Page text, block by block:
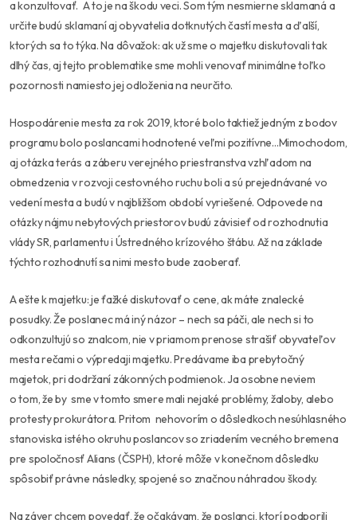
a konzultovať. A to je na škodu veci.Som tým nesmierne sklamaná a
určite budú sklamaní aj obyvatelia dotknutých častí mesta a ďalší,
ktorých sa to týka. Na dôvažok: ak už sme o majetku diskutovali tak
dlhý čas, aj tejto problematike sme mohli venovať minimálne toľko
pozornosti namiesto jej odloženia na neurčito.
Hospodárenie mesta za rok 2019, ktoré bolo taktiež jedným z bodov
programu bolo poslancami hodnotené veľmi pozitívne…Mimochodom,
aj otázka terás a záberu verejného priestranstva vzhľadom na
obmedzenia v rozvoji cestovného ruchu boli a sú prejednávané vo
vedení mesta a budú v najbližšom období vyriešené. Odpovede na
otázky nájmu nebytových priestorov budú závisieť od rozhodnutia
vlády SR, parlamentu i Ústredného krízového štábu. Až na základe
týchto rozhodnutí sa nimi mesto bude zaoberať.
A ešte k majetku: je ťažké diskutovať o cene, ak máte znalecké
posudky. Že poslanec má iný názor – nech sa páči, ale nech si to
odkonzultujú so znalcom, nie v priamom prenose strašiť obyvateľov
mesta rečami o výpredaji majetku. Predávame iba prebytočný
majetok, pri dodržaní zákonných podmienok. Ja osobne neviem
o tom, že by sme v tomto smere mali nejaké problémy, žaloby, alebo
protesty prokurátora. Pritom nehovorím o dôsledkoch nesúhlasného
stanoviska istého okruhu poslancov so zriadením vecného bremena
pre spoločnosť Alians (ČSPH), ktoré môže v konečnom dôsledku
spôsobiť právne následky, spojené so značnou náhradou škody.
Na záver chcem povedať, že očakávam, že poslanci, ktorí podporili